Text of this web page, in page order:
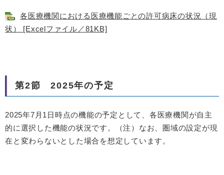
各医療機関における医療機能ごとの許可病床の状況（現
状） [Excelファイル／81KB]
第2節 2025年の予定
2025年7月1日時点の機能の予定として、各医療機関が自主
的に選択した機能の状況です。（注）なお、圏域の設定が現
在と変わらないとした場合を想定しています。